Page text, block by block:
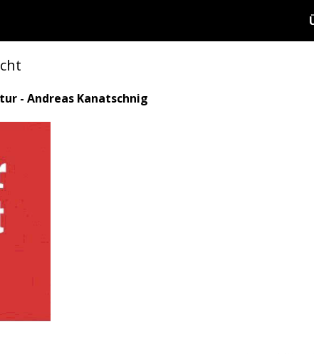
- Andreas Kanatschnig